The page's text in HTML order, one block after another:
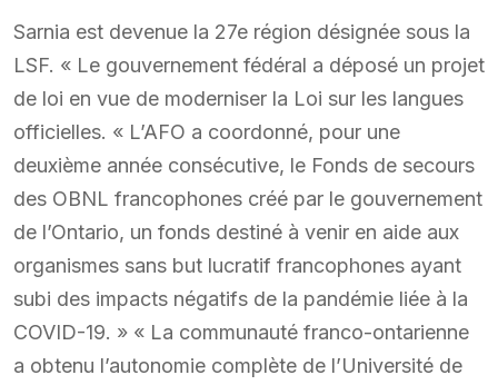
Sarnia est devenue la 27e région désignée sous la
LSF. « Le gouvernement fédéral a déposé un projet
de loi en vue de moderniser la Loi sur les langues
officielles. « L’AFO a coordonné, pour une
deuxième année consécutive, le Fonds de secours
des OBNL francophones créé par le gouvernement
de l’Ontario, un fonds destiné à venir en aide aux
organismes sans but lucratif francophones ayant
subi des impacts négatifs de la pandémie liée à la
COVID-19. » « La communauté franco-ontarienne
a obtenu l’autonomie complète de l’Université de